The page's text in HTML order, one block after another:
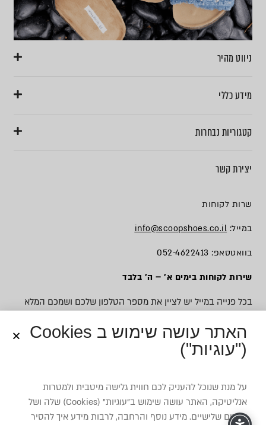
ניווט מהיר
מידע כללי
קטגוריות נבחרות
יצירת קשר
שרות לקוחות
במייל: info@scoopshoes.co.il
בוואטסאפ: 052-4622413
שירות לקוחות בימים א׳ – ה׳ בלבד
בכל פנייה במייל יש לציין את מספר הטלפון שלכם ושמכם המלא
האתר עושה שימוש ב Cookies
("עוגיות")
על מנת שנוכל להעניק לכם חווית גלישה מיטבית ולמטרות
אנליטיקה, האתר עושה שימוש ב”עוגיות” (Cookies) שלה ושל
צדדים שלישיים. מידע נוסף והרחבה, לרבות מידע איך להסיר